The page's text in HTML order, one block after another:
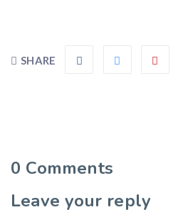
SHARE
0 Comments
Leave your reply